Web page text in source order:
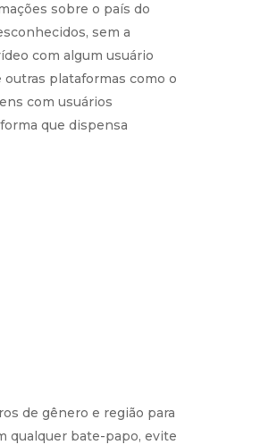
sobre o país do
sem a
com algum usuário
plataformas como o
com usuários
que dispensa
de gênero e região para
qualquer bate-papo, evite